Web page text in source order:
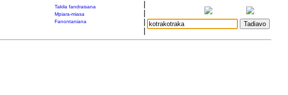
Takila fandraisana
Mpiara-miasa
Fanontaniana